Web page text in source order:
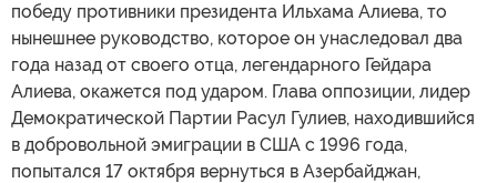
победу противники президента Ильхама Алиева, то
нынешнее руководство, которое он унаследовал два
года назад от своего отца, легендарного Гейдара
Алиева, окажется под ударом. Глава оппозиции, лидер
Демократической Партии Расул Гулиев, находившийся
в добровольной эмиграции в США с 1996 года,
попытался 17 октября вернуться в Азербайджан,